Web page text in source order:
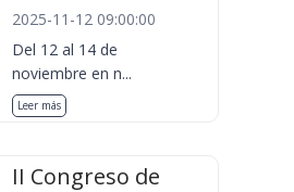
2025-11-12 09:00:00
Del 12 al 14 de
noviembre en n...
Leer más
II Congreso de